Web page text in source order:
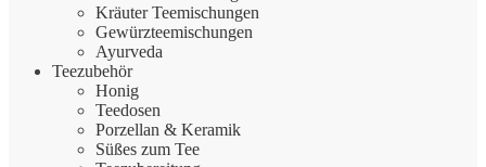
Kräuter Teemischungen
Gewürzteemischungen
Ayurveda
Teezubehör
Honig
Teedosen
Porzellan & Keramik
Süßes zum Tee